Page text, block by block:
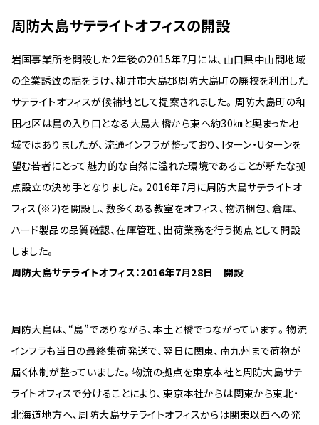
周防大島サテライトオフィスの開設
岩国事業所を開設した2年後の2015年7月には、山口県中山間地域
の企業誘致の話をうけ、柳井市大島郡周防大島町の廃校を利用した
サテライトオフィスが候補地として提案されました。周防大島町の和
田地区は島の入り口となる大島大橋から東へ約30㎞と奥まった地
域ではありましたが、流通インフラが整っており、Iターン・Uターンを
望む若者にとって魅力的な自然に溢れた環境であることが新たな拠
点設立の決め手となりました。2016年7月に周防大島サテライトオ
フィス(※2)を開設し、数多くある教室をオフィス、物流梱包、倉庫、
ハード製品の品質確認、在庫管理、出荷業務を行う拠点として開設
しました。
周防大島サテライトオフィス：2016年7月28日 開設
周防大島は、“島”でありながら、本土と橋でつながっています。物流
インフラも当日の最終集荷発送で、翌日に関東、南九州まで荷物が
届く体制が整っていました。物流の拠点を東京本社と周防大島サテ
ライトオフィスで分けることにより、東京本社からは関東から東北・
北海道地方へ、周防大島サテライトオフィスからは関東以西への発